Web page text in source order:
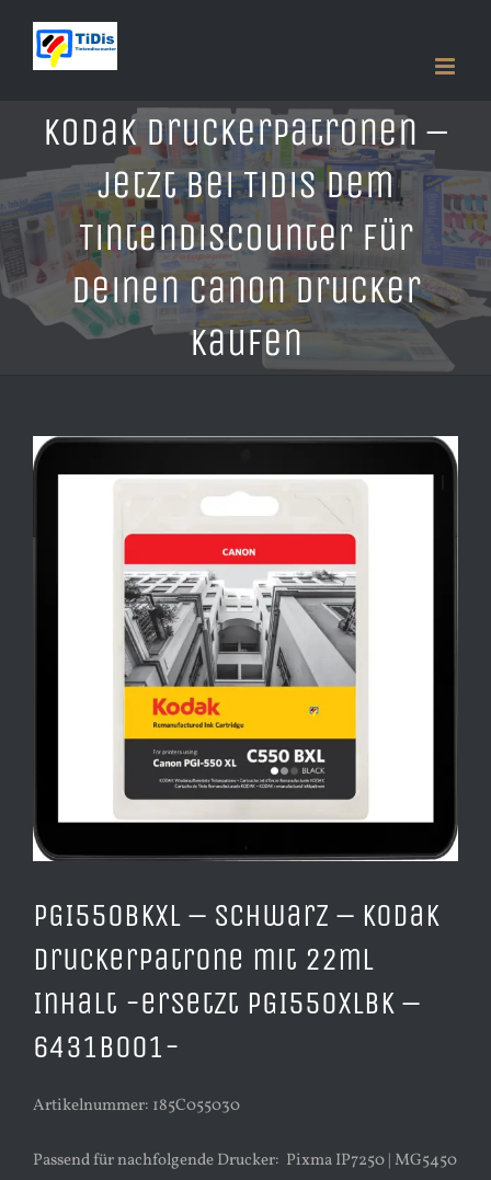
Inhalt
Kodak Druckerpatronen –
jetzt bei TiDis dem
Tintendiscounter für
deinen Canon Drucker
kaufen
Zeige
PGI550BKXL – schwarz – Kodak
Druckerpatrone mit 22ml
Inhalt -ersetzt PGI550XLBK –
6431B001-
Artikelnummer: 185C055030
Passend für nachfolgende Drucker: Pixma IP7250 | MG5450